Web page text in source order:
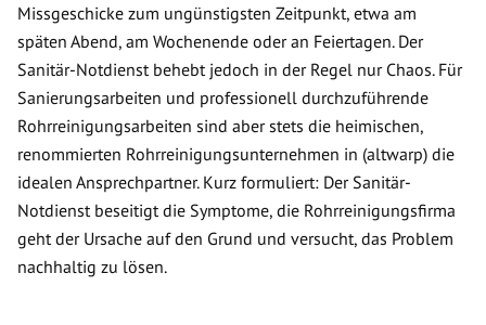
Missgeschicke zum ungünstigsten Zeitpunkt, etwa am
späten Abend, am Wochenende oder an Feiertagen. Der
Sanitär-Notdienst behebt jedoch in der Regel nur Chaos. Für
Sanierungsarbeiten und professionell durchzuführende
Rohrreinigungsarbeiten sind aber stets die heimischen,
renommierten Rohrreinigungsunternehmen in (altwarp) die
idealen Ansprechpartner. Kurz formuliert: Der Sanitär-
Notdienst beseitigt die Symptome, die Rohrreinigungsfirma
geht der Ursache auf den Grund und versucht, das Problem
nachhaltig zu lösen.